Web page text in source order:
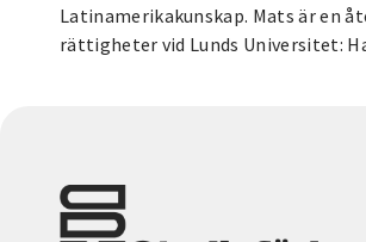
Latinamerikakunskap. Mats är en
rättigheter vid Lunds Universitet: